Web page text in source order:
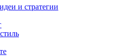
и стратегии